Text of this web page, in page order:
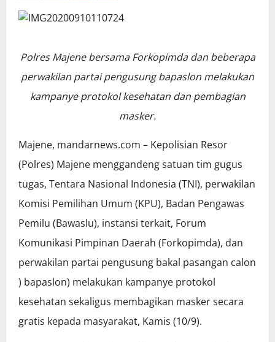
Polres Majene bersama Forkopimda dan beberapa
perwakilan partai pengusung bapaslon melakukan
kampanye protokol kesehatan dan pembagian
masker.
Majene, mandarnews.com – Kepolisian Resor
(Polres) Majene menggandeng satuan tim gugus
tugas, Tentara Nasional Indonesia (TNI), perwakilan
Komisi Pemilihan Umum (KPU), Badan Pengawas
Pemilu (Bawaslu), instansi terkait, Forum
Komunikasi Pimpinan Daerah (Forkopimda), dan
perwakilan partai pengusung bakal pasangan calon
) bapaslon) melakukan kampanye protokol
kesehatan sekaligus membagikan masker secara
gratis kepada masyarakat, Kamis (10/9).